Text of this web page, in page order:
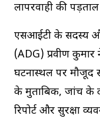
लापरवाही की
एसआईटी के सदस्य
(ADG) प्रवीण
घटनास्थल पर मौजूद
के मुताबिक, जांच के
रिपोर्ट और सुरक्षा